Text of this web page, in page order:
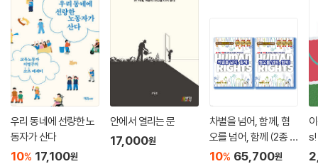
우리 동네에 선량한 노
동자가 산다
10% 17,100원
안에서 열리는 문
17,000원
차별을 넘어, 함께, 혐
오를 넘어, 함께 (2종 세
트)
10% 65,700원
s!